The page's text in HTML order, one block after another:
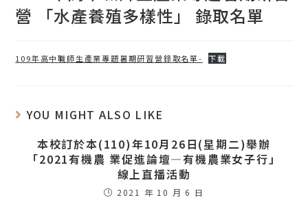
營 「水產養殖多樣性」 錄取名單
109年高中職師生產業專題暑期研習營錄取名單- 下載
YOU MIGHT ALSO LIKE
本校訂於本(110)年10月26日(星期二)舉辦
「2021有機農 業促進論壇―有機農業女子行」
線上直播活動
2021 年 10 月 6 日